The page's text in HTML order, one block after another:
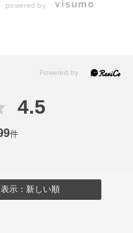
powered by
4.5
件
表示：新しい順